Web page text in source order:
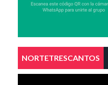
NORTETRESCANTOS